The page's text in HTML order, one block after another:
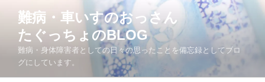
へ
難病・車いすのおっさん
たぐっちょのBLOG
難病・身体障害者としての日々の思ったことを備忘録としてブロ
グにしています。